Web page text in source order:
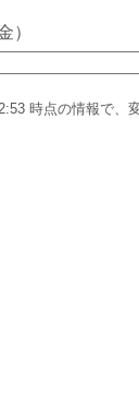
）
時点の情報で、